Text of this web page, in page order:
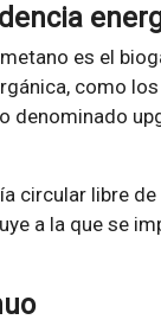
es el
como
denominado
circular libre
a la que se